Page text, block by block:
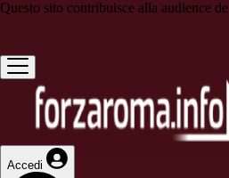
Questo sito contribuisce alla audience de
Accedi